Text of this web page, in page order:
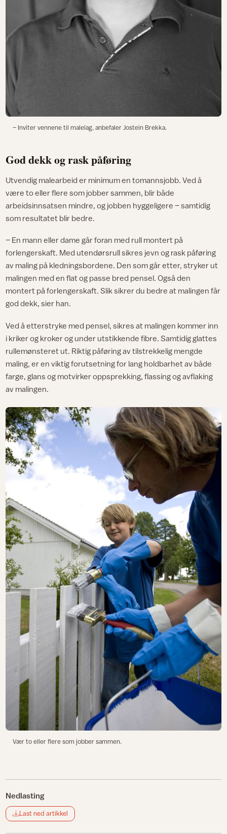
– Inviter vennene til malelag, anbefaler Jostein Brekka.
God dekk og rask påføring
Utvendig malearbeid er minimum en tomannsjobb. Ved å
være to eller flere som jobber sammen, blir både
arbeidsinnsatsen mindre, og jobben hyggeligere – samtidig
som resultatet blir bedre.
– En mann eller dame går foran med rull montert på
forlengerskaft. Med utendørsrull sikres jevn og rask påføring
av maling på kledningsbordene. Den som går etter, stryker ut
malingen med en flat og passe bred pensel. Også den
montert på forlengerskaft. Slik sikrer du bedre at malingen får
god dekk, sier han.
Ved å etterstryke med pensel, sikres at malingen kommer inn
i kriker og kroker og under utstikkende fibre. Samtidig glattes
rullemønsteret ut. Riktig påføring av tilstrekkelig mengde
maling, er en viktig forutsetning for lang holdbarhet av både
farge, glans og motvirker oppsprekking, flassing og avflaking
av malingen.
Vær to eller flere som jobber sammen.
Nedlasting
Last ned artikkel